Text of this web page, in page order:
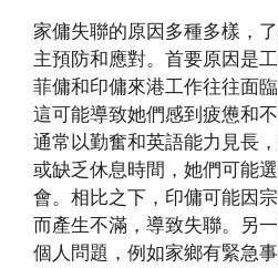
家傭失聯的原因多種多樣，
主預防和應對。首要原因是
菲傭和印傭來港工作往往面
這可能導致她們感到疲憊和
通常以勤奮和英語能力見長
或缺乏休息時間，她們可能
會。相比之下，印傭可能因
而產生不滿，導致失聯。另
個人問題，例如家鄉有緊急